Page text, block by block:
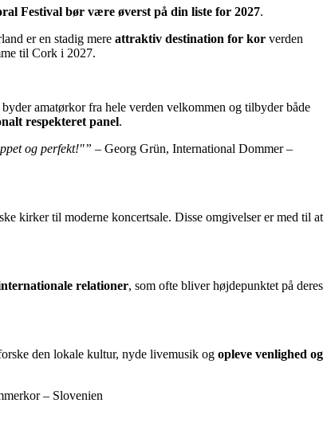
Festival bør være øverst på din liste for 2027.
er en stadig mere attraktiv destination for kor verden
til Cork i 2027.
amatørkor fra hele verden velkommen og tilbyder både
respekteret panel.
og perfekt!"” – Georg Grün, International Dommer –
kirker til moderne koncertsale. Disse omgivelser er med til at
relationer, som ofte bliver højdepunktet på deres
den lokale kultur, nyde livemusik og opleve venlighed og
– Slovenien